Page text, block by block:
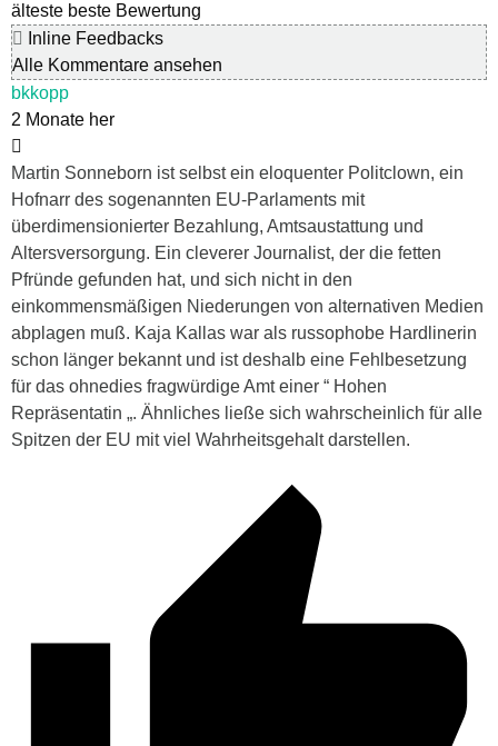
älteste beste Bewertung
Inline Feedbacks
Alle Kommentare ansehen
bkkopp
2 Monate her
Martin Sonneborn ist selbst ein eloquenter Politclown, ein
Hofnarr des sogenannten EU-Parlaments mit
überdimensionierter Bezahlung, Amtsaustattung und
Altersversorgung. Ein cleverer Journalist, der die fetten
Pfründe gefunden hat, und sich nicht in den
einkommensmäßigen Niederungen von alternativen Medien
abplagen muß. Kaja Kallas war als russophobe Hardlinerin
schon länger bekannt und ist deshalb eine Fehlbesetzung
für das ohnedies fragwürdige Amt einer “ Hohen
Repräsentatin „. Ähnliches ließe sich wahrscheinlich für alle
Spitzen der EU mit viel Wahrheitsgehalt darstellen.